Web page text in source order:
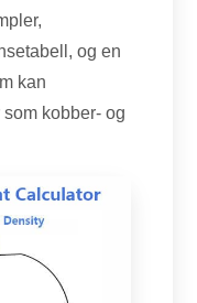
og en
kan
kobber- og